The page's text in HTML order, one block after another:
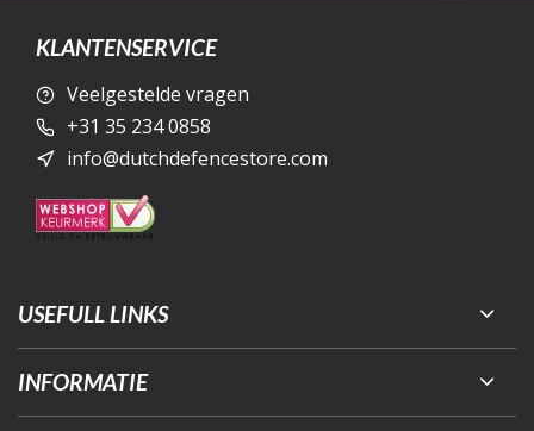
KLANTENSERVICE
Veelgestelde vragen
+31 35 234 0858
info@dutchdefencestore.com
USEFULL LINKS
INFORMATIE